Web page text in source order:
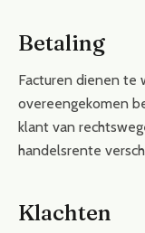
Betaling
Facturen dienen te
overeengekomen
klant van
handelsrente
Klachten